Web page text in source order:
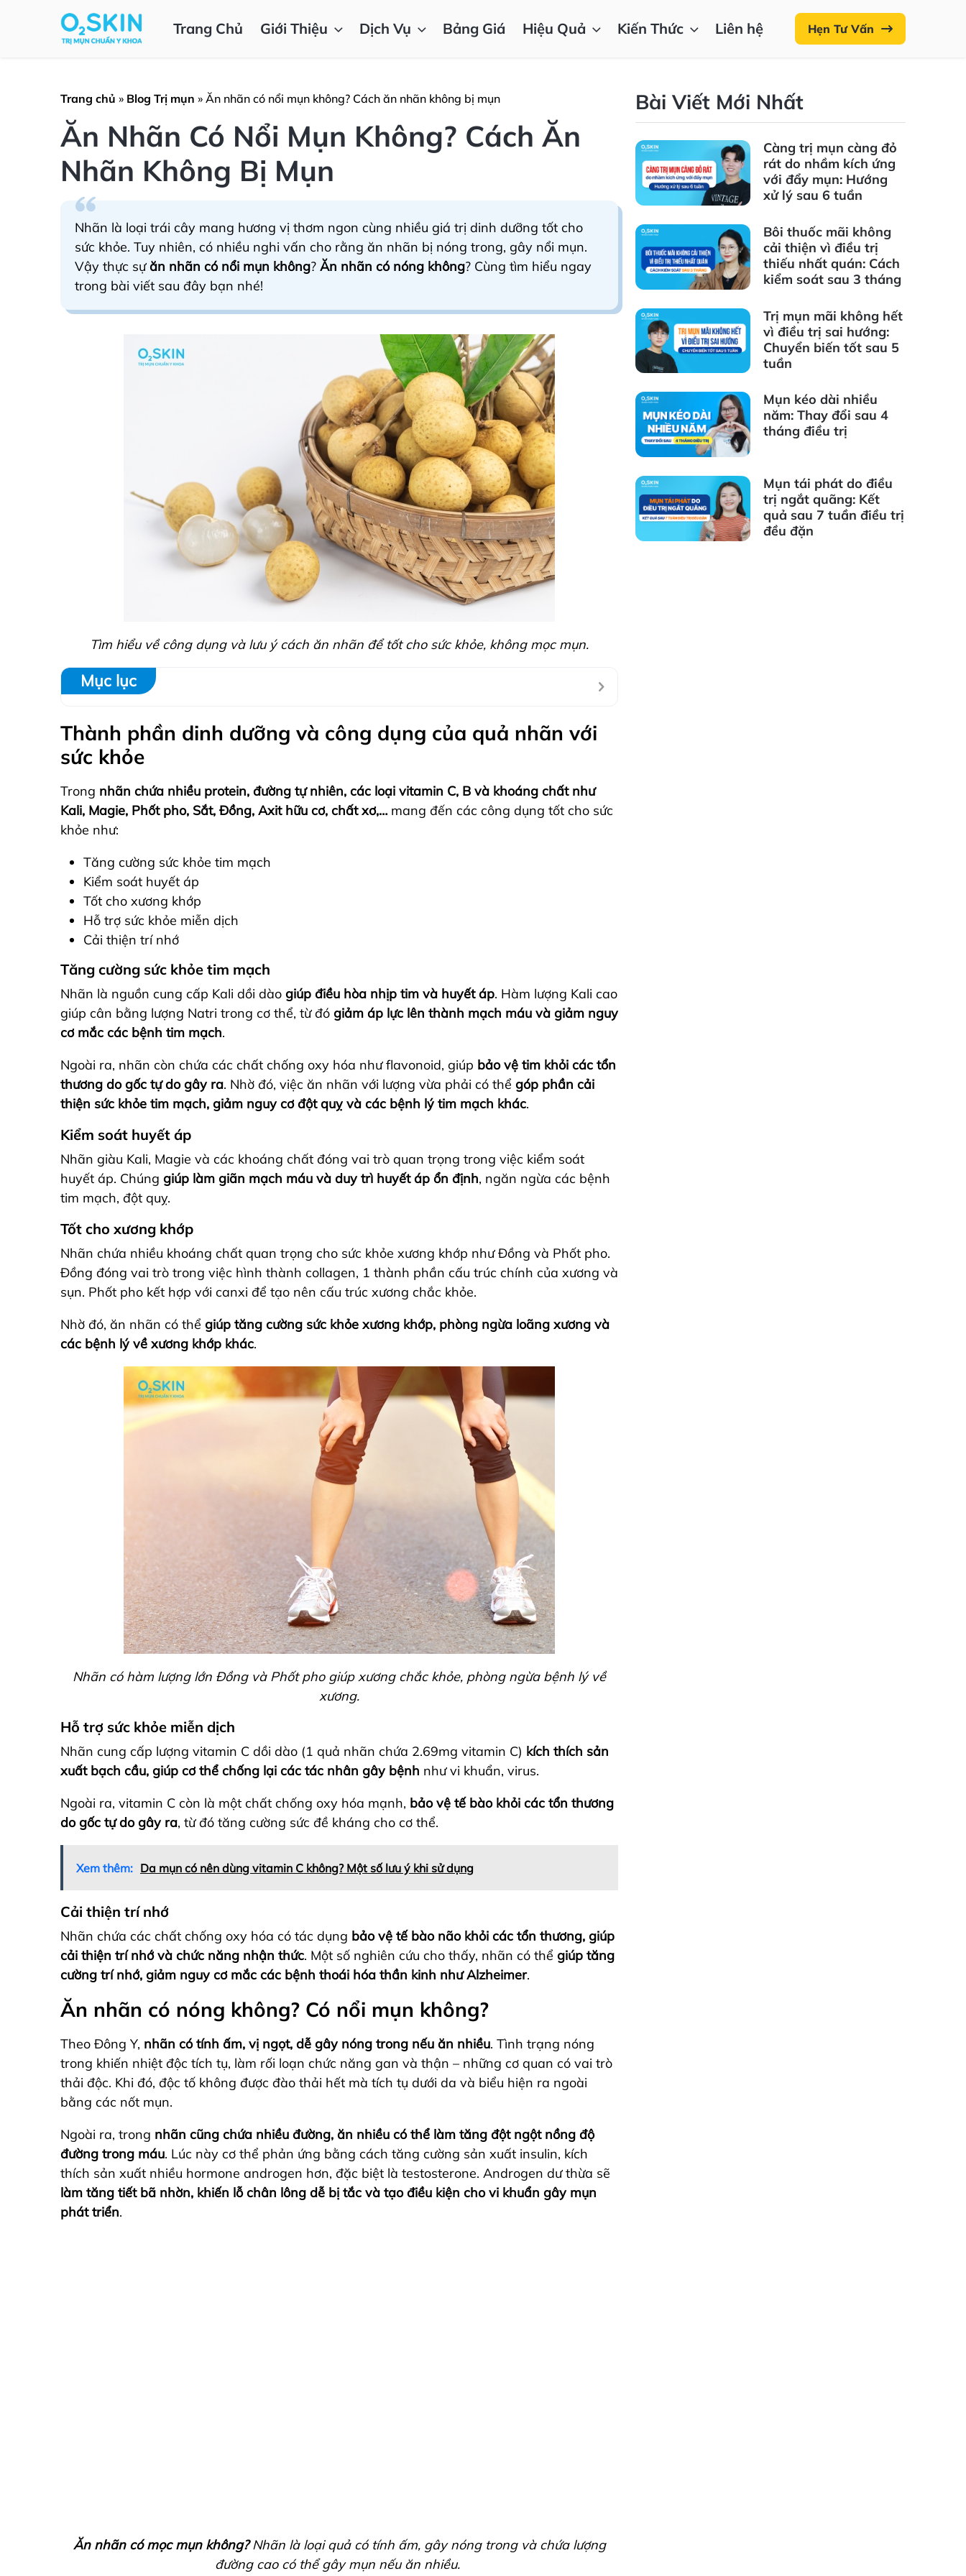
Trang Chủ Giới Thiệu Dịch Vụ Bảng Giá Hiệu Quả Kiến Thức Liên hệ Hẹn Tư Vấn
Trang chủ » Blog Trị mụn » Ăn nhãn có nổi mụn không? Cách ăn nhãn không bị mụn
Ăn Nhãn Có Nổi Mụn Không? Cách Ăn
Nhãn Không Bị Mụn
Nhãn là loại trái cây mang hương vị thơm ngon cùng nhiều giá trị dinh dưỡng tốt cho
sức khỏe. Tuy nhiên, có nhiều nghi vấn cho rằng ăn nhãn bị nóng trong, gây nổi mụn.
Vậy thực sựăn nhãn có nổi mụn không? Ăn nhãn có nóng không? Cùng tìm hiểu ngay
trong bài viết sau đây bạn nhé!
Tìm hiểu về công dụng và lưu ý cách ăn nhãn để tốt cho sức khỏe, không mọc mụn.
Mục lục
Thành phần dinh dưỡng và công dụng của quả nhãn với
sức khỏe
Trong nhãn chứa nhiều protein, đường tự nhiên, các loại vitamin C, B và khoáng chất như
Kali, Magie, Phốt pho, Sắt, Đồng, Axit hữu cơ, chất xơ,… mang đến các công dụng tốt cho sức
khỏe như:
Tăng cường sức khỏe tim mạch
Kiểm soát huyết áp
Tốt cho xương khớp
Hỗ trợ sức khỏe miễn dịch
Cải thiện trí nhớ
Tăng cường sức khỏe tim mạch
Nhãn là nguồn cung cấp Kali dồi dào giúp điều hòa nhịp tim và huyết áp. Hàm lượng Kali cao
giúp cân bằng lượng Natri trong cơ thể, từ đó giảm áp lực lên thành mạch máu và giảm nguy
cơ mắc các bệnh tim mạch.
Ngoài ra, nhãn còn chứa các chất chống oxy hóa như flavonoid, giúp bảo vệ tim khỏi các tổn
thương do gốc tự do gây ra. Nhờ đó, việc ăn nhãn với lượng vừa phải có thể góp phần cải
thiện sức khỏe tim mạch, giảm nguy cơ đột quỵ và các bệnh lý tim mạch khác.
Kiểm soát huyết áp
Nhãn giàu Kali, Magie và các khoáng chất đóng vai trò quan trọng trong việc kiểm soát
huyết áp. Chúng giúp làm giãn mạch máu và duy trì huyết áp ổn định, ngăn ngừa các bệnh
tim mạch, đột quỵ.
Tốt cho xương khớp
Nhãn chứa nhiều khoáng chất quan trọng cho sức khỏe xương khớp như Đồng và Phốt pho.
Đồng đóng vai trò trong việc hình thành collagen, 1 thành phần cấu trúc chính của xương và
sụn. Phốt pho kết hợp với canxi để tạo nên cấu trúc xương chắc khỏe.
Nhờ đó, ăn nhãn có thể giúp tăng cường sức khỏe xương khớp, phòng ngừa loãng xương và
các bệnh lý về xương khớp khác.
Nhãn có hàm lượng lớn Đồng và Phốt pho giúp xương chắc khỏe, phòng ngừa bệnh lý về
xương.
Hỗ trợ sức khỏe miễn dịch
Nhãn cung cấp lượng vitamin C dồi dào (1 quả nhãn chứa 2.69mg vitamin C) kích thích sản
xuất bạch cầu, giúp cơ thể chống lại các tác nhân gây bệnh như vi khuẩn, virus.
Ngoài ra, vitamin C còn là một chất chống oxy hóa mạnh, bảo vệ tế bào khỏi các tổn thương
do gốc tự do gây ra, từ đó tăng cường sức đề kháng cho cơ thể.
Xem thêm: Da mụn có nên dùng vitamin C không? Một số lưu ý khi sử dụng
Cải thiện trí nhớ
Nhãn chứa các chất chống oxy hóa có tác dụng bảo vệ tế bào não khỏi các tổn thương, giúp
cải thiện trí nhớ và chức năng nhận thức. Một số nghiên cứu cho thấy, nhãn có thể giúp tăng
cường trí nhớ, giảm nguy cơ mắc các bệnh thoái hóa thần kinh như Alzheimer.
Ăn nhãn có nóng không? Có nổi mụn không?
Theo Đông Y, nhãn có tính ấm, vị ngọt, dễ gây nóng trong nếu ăn nhiều. Tình trạng nóng
trong khiến nhiệt độc tích tụ, làm rối loạn chức năng gan và thận – những cơ quan có vai trò
thải độc. Khi đó, độc tố không được đào thải hết mà tích tụ dưới da và biểu hiện ra ngoài
bằng các nốt mụn.
Ngoài ra, trong nhãn cũng chứa nhiều đường, ăn nhiều có thể làm tăng đột ngột nồng độ
đường trong máu. Lúc này cơ thể phản ứng bằng cách tăng cường sản xuất insulin, kích
thích sản xuất nhiều hormone androgen hơn, đặc biệt là testosterone. Androgen dư thừa sẽ
làm tăng tiết bã nhờn, khiến lỗ chân lông dễ bị tắc và tạo điều kiện cho vi khuẩn gây mụn
phát triển.
Ăn nhãn có mọc mụn không?Nhãn là loại quả có tính ấm, gây nóng trong và chứa lượng
đường cao có thể gây mụn nếu ăn nhiều.
Bài Viết Mới Nhất
Càng trị mụn càng đỏ
rát do nhầm kích ứng
với đẩy mụn: Hướng
xử lý sau 6 tuần
Bôi thuốc mãi không
cải thiện vì điều trị
thiếu nhất quán: Cách
kiểm soát sau 3 tháng
Trị mụn mãi không hết
vì điều trị sai hướng:
Chuyển biến tốt sau 5
tuần
Mụn kéo dài nhiều
năm: Thay đổi sau 4
tháng điều trị
Mụn tái phát do điều
trị ngắt quãng: Kết
quả sau 7 tuần điều trị
đều đặn